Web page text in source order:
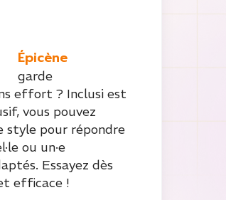
Épicène
garde
effort ? Inclusi est
vous pouvez
style pour répondre
ou un·e
Essayez dès
efficace !